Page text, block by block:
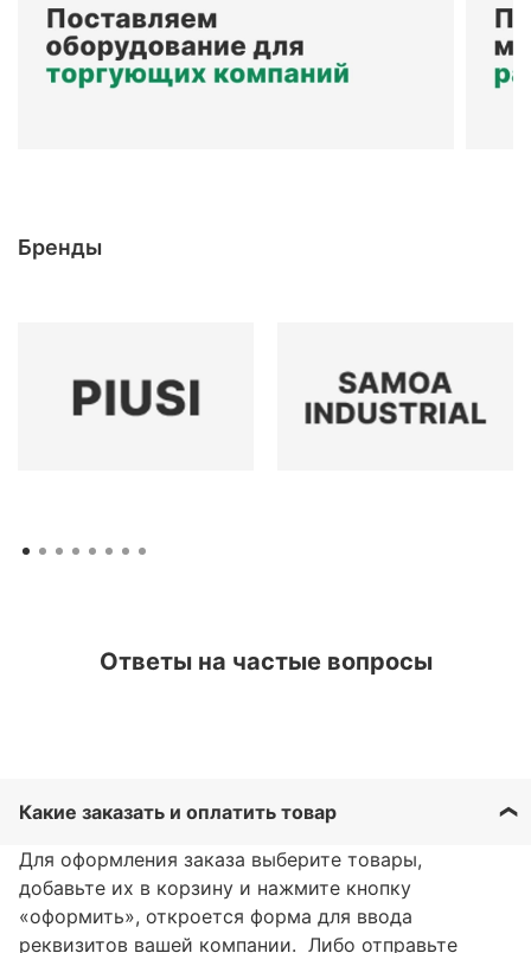
Бренды
Ответы на частые вопросы
Какие заказать и оплатить товар
Для оформления заказа выберите товары,
добавьте их в корзину и нажмите кнопку
«оформить», откроется форма для ввода
реквизитов вашей компании. Либо отправьте